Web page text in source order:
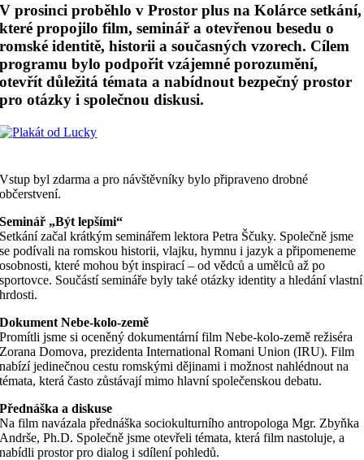
V prosinci proběhlo v Prostor plus na Kolárce setkání,
které propojilo film, seminář a otevřenou besedu o
romské identitě, historii a současných vzorech. Cílem
programu bylo podpořit vzájemné porozumění,
otevřít důležitá témata a nabídnout bezpečný prostor
pro otázky i společnou diskusi.
Vstup byl zdarma a pro návštěvníky bylo připraveno drobné
občerstvení.
Seminář „Být lepšími“
Setkání začal krátkým seminářem lektora Petra Ščuky. Společně jsme
se podívali na romskou historii, vlajku, hymnu i jazyk a připomeneme
osobnosti, které mohou být inspirací – od vědců a umělců až po
sportovce. Součástí semináře byly také otázky identity a hledání vlastní
hrdosti.
Dokument Nebe-kolo-země
Promítli jsme si oceněný dokumentární film Nebe-kolo-země režiséra
Zorana Domova, prezidenta International Romani Union (IRU). Film
nabízí jedinečnou cestu romskými dějinami i možnost nahlédnout na
témata, která často zůstávají mimo hlavní společenskou debatu.
Přednáška a diskuse
Na film navázala přednáška sociokulturního antropologa Mgr. Zbyňka
Andrše, Ph.D. Společně jsme otevřeli témata, která film nastoluje, a
nabídli prostor pro dialog i sdílení pohledů.